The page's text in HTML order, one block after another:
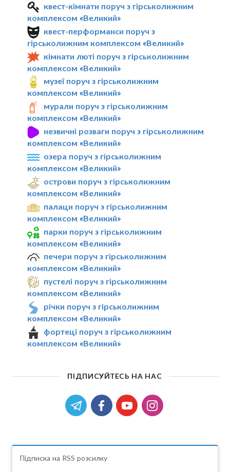
квест-кімнати поруч з гірськолижним
комплексом «Великий»
квест-перформанси поруч з
гірськолижним комплексом «Великий»
кімнати люті поруч з гірськолижним
комплексом «Великий»
музеї поруч з гірськолижним
комплексом «Великий»
мурали поруч з гірськолижним
комплексом «Великий»
незвичні розваги поруч з гірськолижним
комплексом «Великий»
озера поруч з гірськолижним
комплексом «Великий»
острови поруч з гірськолижним
комплексом «Великий»
палаци поруч з гірськолижним
комплексом «Великий»
парки поруч з гірськолижним
комплексом «Великий»
печери поруч з гірськолижним
комплексом «Великий»
пустелі поруч з гірськолижним
комплексом «Великий»
річки поруч з гірськолижним
комплексом «Великий»
фортеці поруч з гірськолижним
комплексом «Великий»
ПІДПИСУЙТЕСЬ НА НАС
Підписка на RSS розсилку